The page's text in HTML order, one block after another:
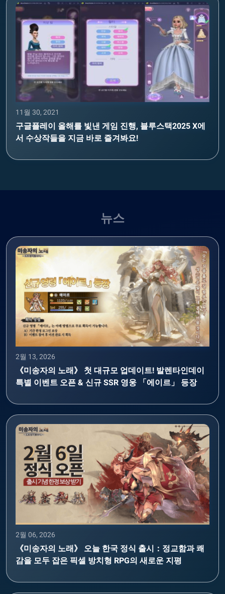
11월 30, 2021
구글플레이 올해를 빛낸 게임 진행, 블루스택2025 X에
서 수상작들을 지금 바로 즐겨봐요!
뉴스
2월 13, 2026
《미송자의 노래》 첫 대규모 업데이트! 발렌타인데이
특별 이벤트 오픈 & 신규 SSR 영웅 「에이르」 등장
2월 06, 2026
《미송자의 노래》 오늘 한국 정식 출시：정교함과 쾌
감을 모두 잡은 픽셀 방치형 RPG의 새로운 지평